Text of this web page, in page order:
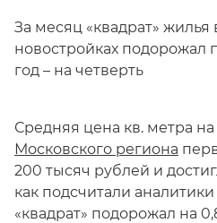
За месяц «квадрат» жилья
новостройках подорожал
год – на четверть
Средняя цена кв. метра
Московского региона
200 тысяч рублей и
как подсчитали
«квадрат» подорожал на